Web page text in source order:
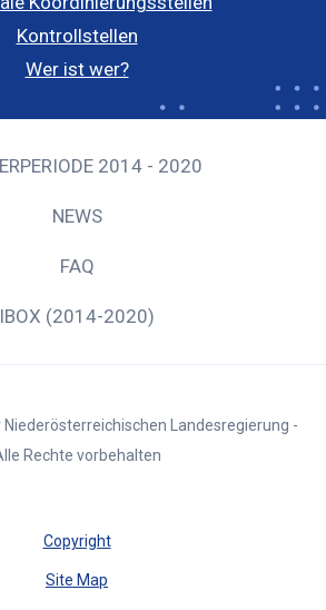
Kontrollstellen
Wer ist wer?
2014 - 2020
NEWS
FAQ
IBOX (2014-2020)
Landesregierung -
Rechte vorbehalten
Copyright
Site Map